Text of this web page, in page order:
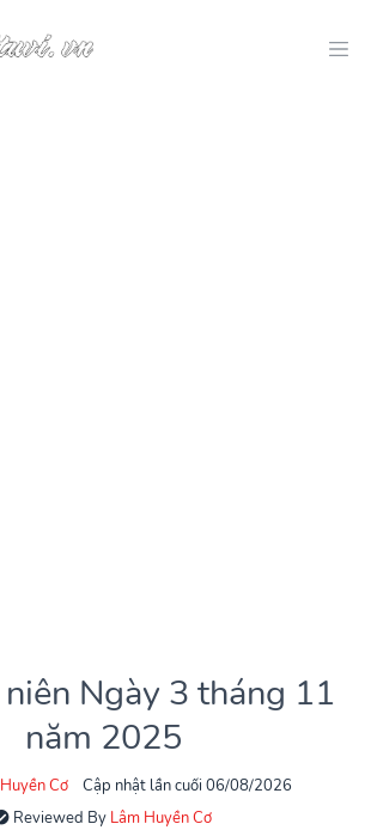
Ngày 3 tháng 11
năm 2025
Cơ
Cập nhật lần cuối 06/08/2026
Reviewed By Lâm Huyền Cơ